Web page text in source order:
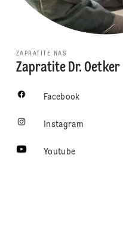
ZAPRATITE NAS
Zapratite Dr. Oetker
Facebook
Instagram
Youtube